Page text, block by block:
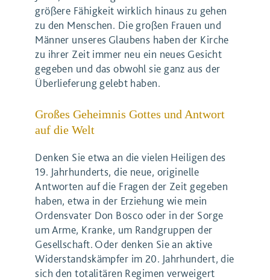
größere Fähigkeit wirklich hinaus zu gehen
zu den Menschen. Die großen Frauen und
Männer unseres Glaubens haben der Kirche
zu ihrer Zeit immer neu ein neues Gesicht
gegeben und das obwohl sie ganz aus der
Überlieferung gelebt haben.
Großes Geheimnis Gottes und Antwort
auf die Welt
Denken Sie etwa an die vielen Heiligen des
19. Jahrhunderts, die neue, originelle
Antworten auf die Fragen der Zeit gegeben
haben, etwa in der Erziehung wie mein
Ordensvater Don Bosco oder in der Sorge
um Arme, Kranke, um Randgruppen der
Gesellschaft. Oder denken Sie an aktive
Widerstandskämpfer im 20. Jahrhundert, die
sich den totalitären Regimen verweigert